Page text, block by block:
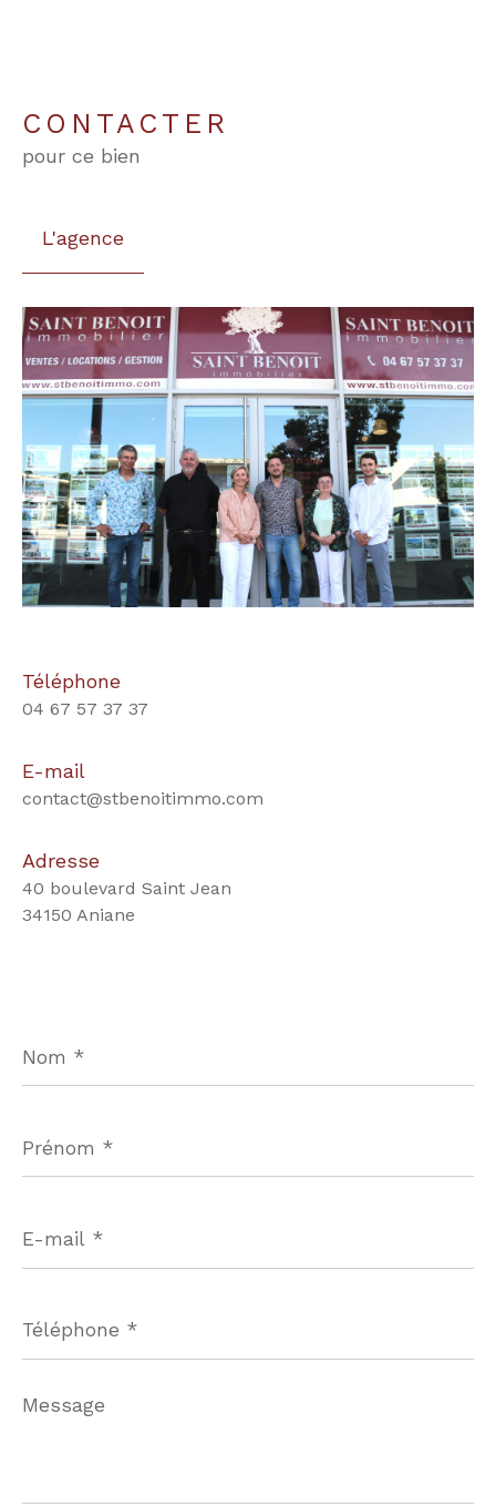
CONTACTER
pour ce bien
L'agence
Téléphone
04 67 57 37 37
E-mail
contact@stbenoitimmo.com
Adresse
40 boulevard Saint Jean
34150 Aniane
*
*
mail
*
*
Message
*